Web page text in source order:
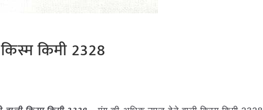
किमी 2328